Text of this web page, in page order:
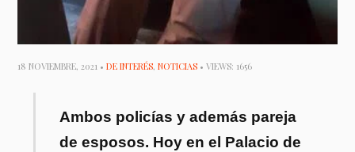
18 NOVIEMBRE, 2021 •DE INTERÉS,NOTICIAS • VIEWS: 1656
Ambos policías y además pareja
de esposos. Hoy en el Palacio de